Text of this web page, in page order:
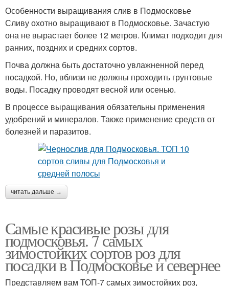
Особенности выращивания слив в Подмосковье
Сливу охотно выращивают в Подмосковье. Зачастую
она не вырастает более 12 метров. Климат подходит для
ранних, поздних и средних сортов.
Почва должна быть достаточно увлажненной перед
посадкой. Но, вблизи не должны проходить грунтовые
воды. Посадку проводят весной или осенью.
В процессе выращивания обязательны применения
удобрений и минералов. Также применение средств от
болезней и паразитов.
читать дальше →
Самые красивые розы для
подмосковья. 7 самых
зимостойких сортов роз для
посадки в Подмосковье и севернее
Представляем вам ТОП-7 самых зимостойких роз,